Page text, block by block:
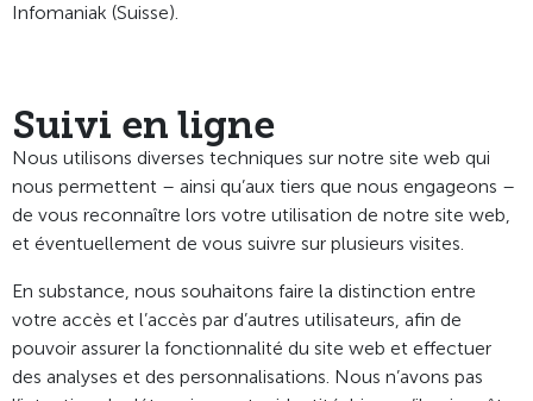
Infomaniak (Suisse).
Suivi en ligne
Nous utilisons diverses techniques sur notre site web qui
nous permettent – ainsi qu’aux tiers que nous engageons –
de vous reconnaître lors votre utilisation de notre site web,
et éventuellement de vous suivre sur plusieurs visites.
En substance, nous souhaitons faire la distinction entre
votre accès et l’accès par d’autres utilisateurs, afin de
pouvoir assurer la fonctionnalité du site web et effectuer
des analyses et des personnalisations. Nous n’avons pas